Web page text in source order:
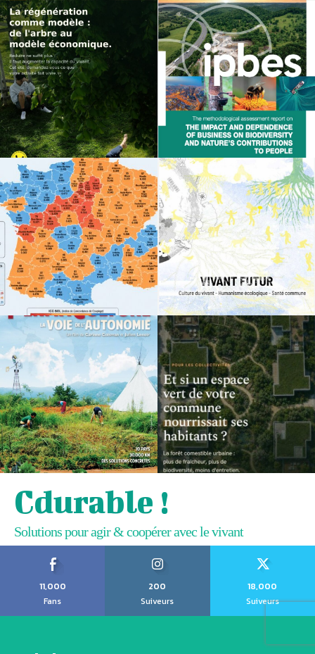
Cdurable !
Solutions pour agir & coopérer avec le vivant
11,000
Fans
200
Suiveurs
18,000
Suiveurs